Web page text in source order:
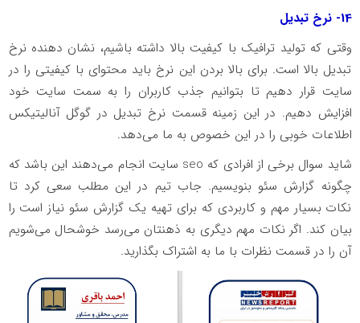
14- نرخ تبدیل
وقتی که تولید ترافیک با کیفیت بالا داشته باشیم، نشان دهنده نرخ
تبدیل بالا است. برای بالا بردن این نرخ باید محتوای با کیفیتی را در
سایت قرار دهیم تا بتوانیم جذب کاربران را به سمت سایت خود
افزایش دهیم. در این زمینه قسمت نرخ تبدیل در گوگل آنالیتیکس
اطلاعات خوبی را در این خصوص به ما می‌دهد.
شاید سوال برخی از افرادی که seo سایت انجام می‌دهند این باشد که
چگونه گزارش سئو بنویسیم. جاب تیم در این مطلب سعی کرد تا
نکات بسیار مهم و کاربردی که برای تهیه یک گزارش سئو نیاز است را
بیان کند. اگر نکات مهم دیگری به ذهنتان می‌رسد خوشحال می‌شویم
آن را در قسمت نظرات با ما به اشتراک بگذارید.